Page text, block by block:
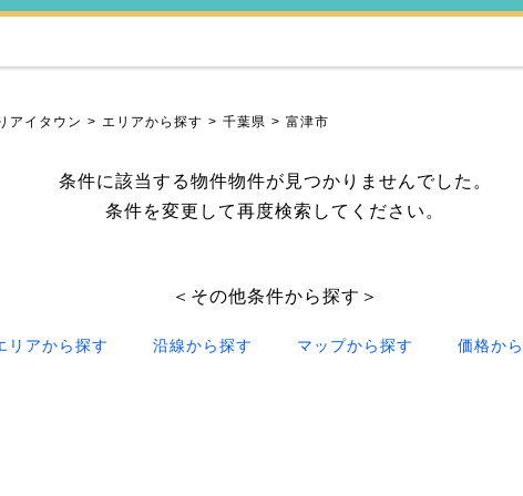
アイタウン エリアから探す 千葉県 富津市
条件に該当する物件物件が見つかりませんでした。
条件を変更して再度検索してください。
＜その他条件から探す＞
リアから探す 沿線から探す マップから探す 価格か